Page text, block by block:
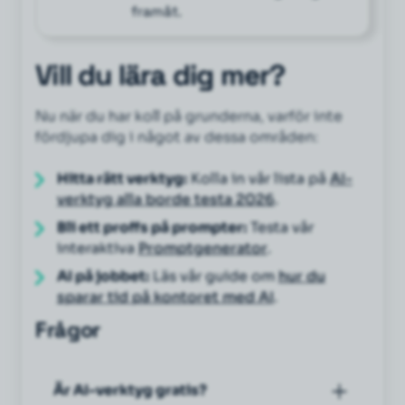
framåt.
Vill du lära dig mer?
Nu när du har koll på grunderna, varför inte
fördjupa dig i något av dessa områden:
Hitta rätt verktyg:Kolla in vår lista påAI-
verktyg alla borde testa 2026.
Bli ett proffs på prompter:Testa vår
interaktiva Promptgenerator.
AI på jobbet:Läs vår guide omhur du
sparar tid på kontoret med AI.
Frågor
Är AI-verktyg gratis?